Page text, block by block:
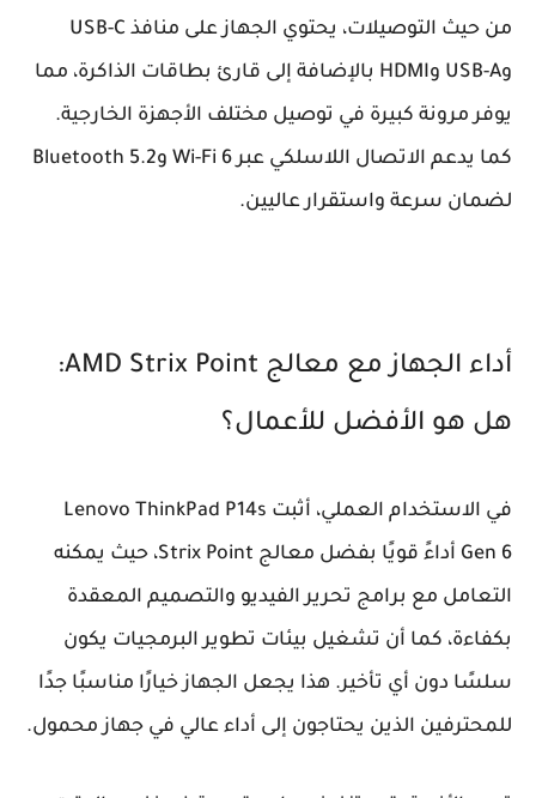
من حيث التوصيلات، يحتوي الجهاز على منافذ USB-C
وUSB-A وHDMI بالإضافة إلى قارئ بطاقات الذاكرة، مما
يوفر مرونة كبيرة في توصيل مختلف الأجهزة الخارجية.
كما يدعم الاتصال اللاسلكي عبر Wi-Fi 6 وBluetooth 5.2
لضمان سرعة واستقرار عاليين.
أداء الجهاز مع معالج AMD Strix Point:
هل هو الأفضل للأعمال؟
في الاستخدام العملي، أثبت Lenovo ThinkPad P14s
Gen 6 أداءً قويًا بفضل معالج Strix Point، حيث يمكنه
التعامل مع برامج تحرير الفيديو والتصميم المعقدة
بكفاءة، كما أن تشغيل بيئات تطوير البرمجيات يكون
سلسًا دون أي تأخير. هذا يجعل الجهاز خيارًا مناسبًا جدًا
للمحترفين الذين يحتاجون إلى أداء عالي في جهاز محمول.